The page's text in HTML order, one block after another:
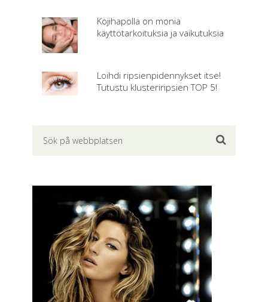
Kojihapolla on monia
käyttötarkoituksia ja vaikutuksia
Loihdi ripsienpidennykset itse!
Tutustu klusteriripsien TOP 5!